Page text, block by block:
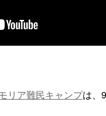
リア難民キャンプは、